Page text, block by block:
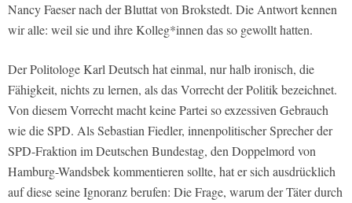
Nancy Faeser nach der Bluttat von Brokstedt. Die Antwort kennen
wir alle: weil sie und ihre Kolleg*innen das so gewollt hatten.
Der Politologe Karl Deutsch hat einmal, nur halb ironisch, die
Fähigkeit, nichts zu lernen, als das Vorrecht der Politik bezeichnet.
Von diesem Vorrecht macht keine Partei so exzessiven Gebrauch
wie die SPD. Als Sebastian Fiedler, innenpolitischer Sprecher der
SPD-Fraktion im Deutschen Bundestag, den Doppelmord von
Hamburg-Wandsbek kommentieren sollte, hat er sich ausdrücklich
auf diese seine Ignoranz berufen: Die Frage, warum der Täter durch